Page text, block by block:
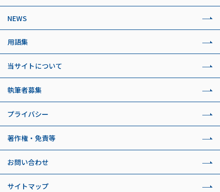
NEWS
用語集
当サイトについて
執筆者募集
プライバシー
著作権・免責等
お問い合わせ
サイトマップ